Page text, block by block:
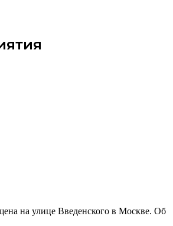
на улице Введенского в Москве. Об